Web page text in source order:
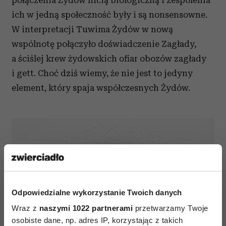
Odpowiedzialne wykorzystanie Twoich danych
Wraz z naszymi 1022 partnerami przetwarzamy Twoje
osobiste dane, np. adres IP, korzystając z takich
ich w jedną społeczność były i są nonsensowne.
W interpretacji Tuwima Żydów w nową
wspólnotę połączyło doświadczenie Zagłady,
a ściślej krew żydowskich ofiar obozów zagłady
i gett. Choć dziś wiemy, że nie jest to jedyny
element, który spaja współczesnych Żydów.